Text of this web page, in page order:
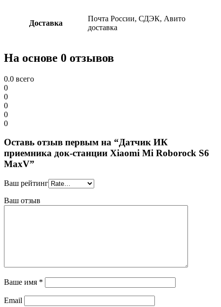
Доставка
Почта России, СДЭК, Авито
доставка
На основе 0 отзывов
0.0 всего
0
0
0
0
0
Оставь отзыв первым на “Датчик ИК
приемника док-станции Xiaomi Mi Roborock S6
MaxV”
Ваш рейтинг
Ваш отзыв
Ваше имя *
Email